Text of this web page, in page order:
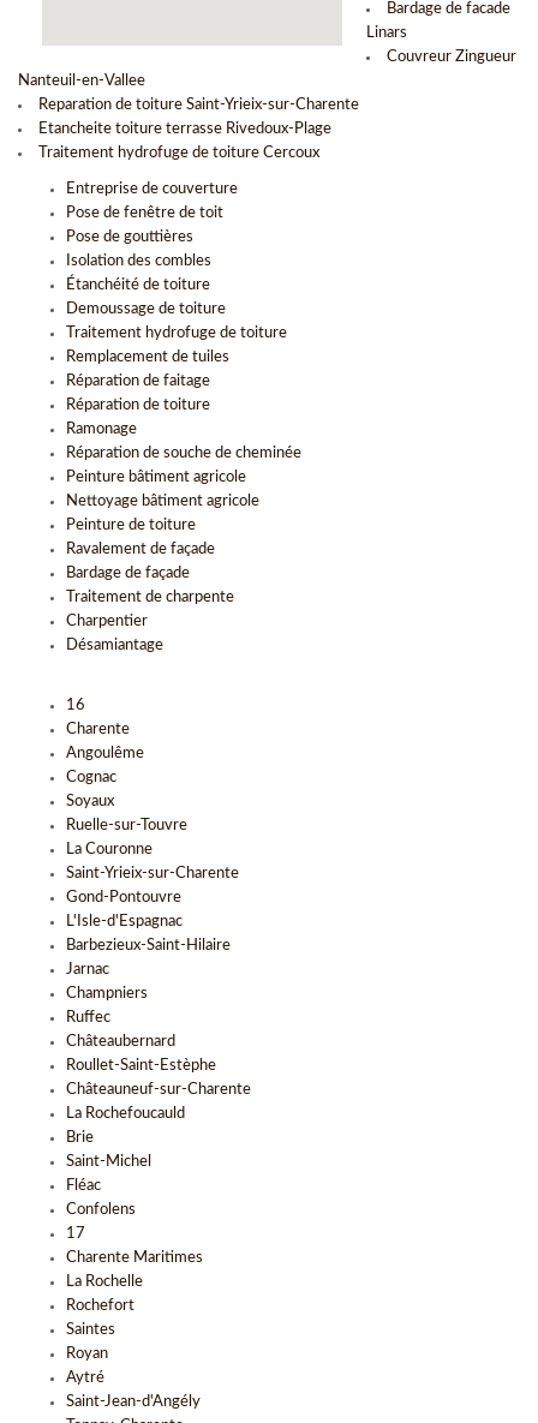
Bardage de facade
Linars
Couvreur Zingueur
Nanteuil-en-Vallee
Reparation de toiture Saint-Yrieix-sur-Charente
Etancheite toiture terrasse Rivedoux-Plage
Traitement hydrofuge de toiture Cercoux
Entreprise de couverture
Pose de fenêtre de toit
Pose de gouttières
Isolation des combles
Étanchéité de toiture
Demoussage de toiture
Traitement hydrofuge de toiture
Remplacement de tuiles
Réparation de faitage
Réparation de toiture
Ramonage
Réparation de souche de cheminée
Peinture bâtiment agricole
Nettoyage bâtiment agricole
Peinture de toiture
Ravalement de façade
Bardage de façade
Traitement de charpente
Charpentier
Désamiantage
16
Charente
Angoulême
Cognac
Soyaux
Ruelle-sur-Touvre
La Couronne
Saint-Yrieix-sur-Charente
Gond-Pontouvre
L'Isle-d'Espagnac
Barbezieux-Saint-Hilaire
Jarnac
Champniers
Ruffec
Châteaubernard
Roullet-Saint-Estèphe
Châteauneuf-sur-Charente
La Rochefoucauld
Brie
Saint-Michel
Fléac
Confolens
17
Charente Maritimes
La Rochelle
Rochefort
Saintes
Royan
Aytré
Saint-Jean-d'Angély